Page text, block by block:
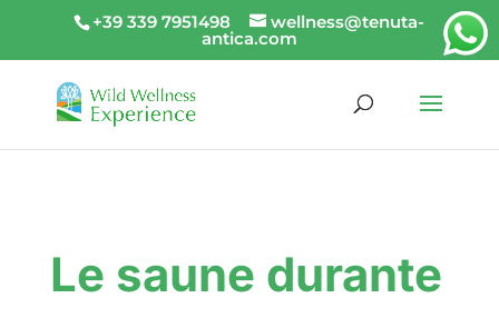
+39 339 7951498 wellness@tenuta-
antica.com
Le saune durante